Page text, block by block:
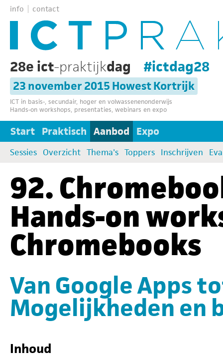
info contact
28e ict-praktijkdag #ictdag28
23 november 2015 Howest Kortrijk
ICT in basis-, secundair, hoger en volwassenenonderwijs
Hands-on workshops, presentaties, webinars en expo
Start Praktisch Aanbod Expo
Sessies Overzicht Thema's Toppers Inschrijven
92.
Hands-on
Chromebooks
Van Google Apps
Mogelijkheden en
Inhoud